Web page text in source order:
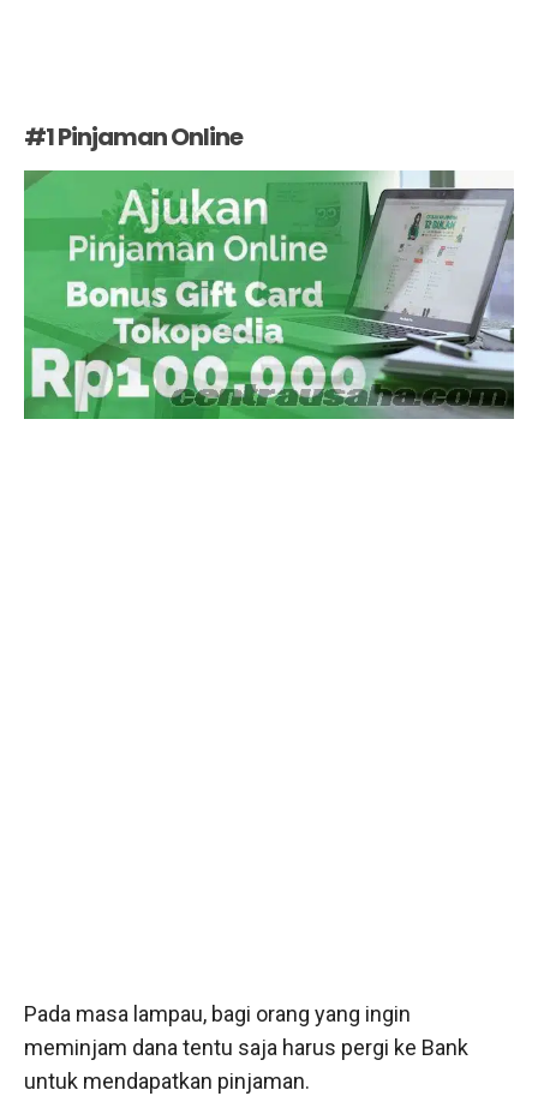
#1 Pinjaman Online
Pada masa lampau, bagi orang yang ingin
meminjam dana tentu saja harus pergi ke Bank
untuk mendapatkan pinjaman.